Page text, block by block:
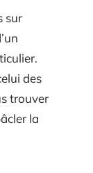
sur
des
trouver
la